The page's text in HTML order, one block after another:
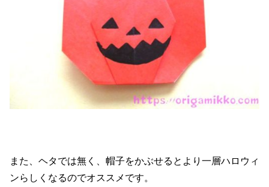
また、ヘタでは無く、帽子をかぶせるとより一層ハロウィ
ンらしくなるのでオススメです。